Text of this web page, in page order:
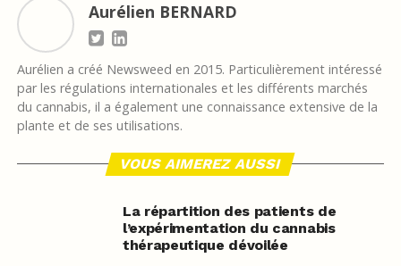
Aurélien BERNARD
Aurélien a créé Newsweed en 2015. Particulièrement intéressé
par les régulations internationales et les différents marchés
du cannabis, il a également une connaissance extensive de la
plante et de ses utilisations.
VOUS AIMEREZ AUSSI
La répartition des patients de
l’expérimentation du cannabis
thérapeutique dévoilée